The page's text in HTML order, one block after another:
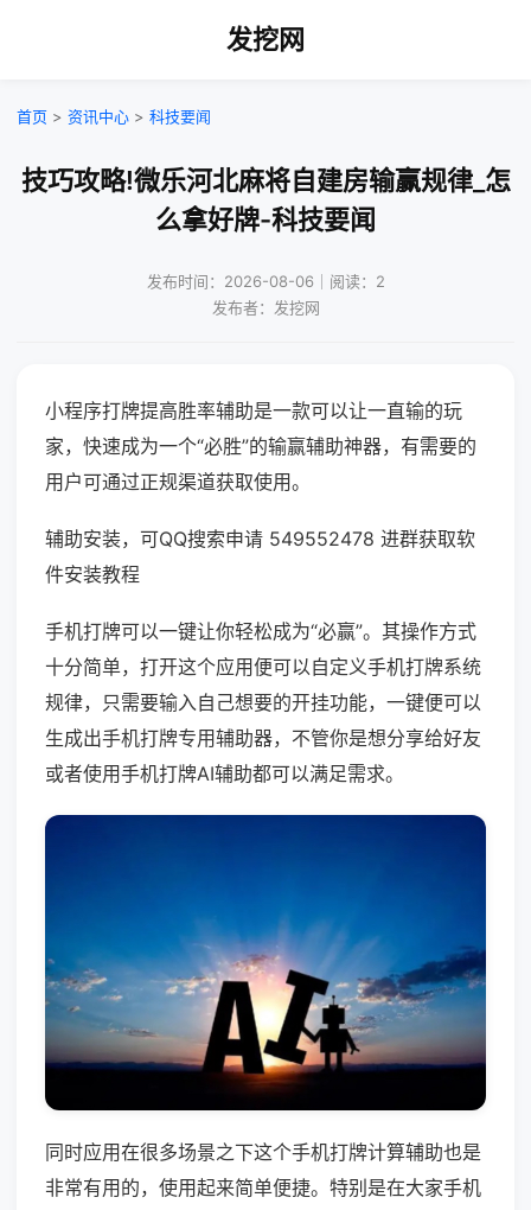
发挖网
首页 > 资讯中心 > 科技要闻
技巧攻略!微乐河北麻将自建房输赢规律_怎
么拿好牌-科技要闻
发布时间：2026-08-06｜阅读：2
发布者：发挖网
小程序打牌提高胜率辅助是一款可以让一直输的玩
家，快速成为一个“必胜”的输赢辅助神器，有需要的
用户可通过正规渠道获取使用。
辅助安装，可QQ搜索申请 549552478 进群获取软
件安装教程
手机打牌可以一键让你轻松成为“必赢”。其操作方式
十分简单，打开这个应用便可以自定义手机打牌系统
规律，只需要输入自己想要的开挂功能，一键便可以
生成出手机打牌专用辅助器，不管你是想分享给好友
或者使用手机打牌AI辅助都可以满足需求。
同时应用在很多场景之下这个手机打牌计算辅助也是
非常有用的，使用起来简单便捷。特别是在大家手机